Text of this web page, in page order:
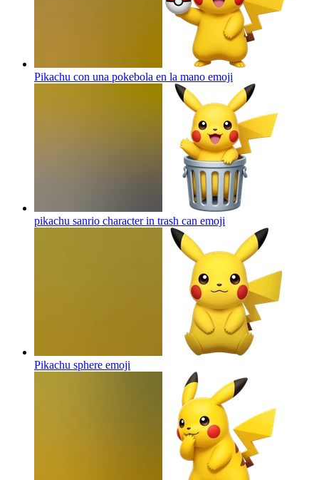
Pikachu con una pokebola en la mano emoji
pikachu sanrio character in trash can emoji
Pikachu sphere emoji